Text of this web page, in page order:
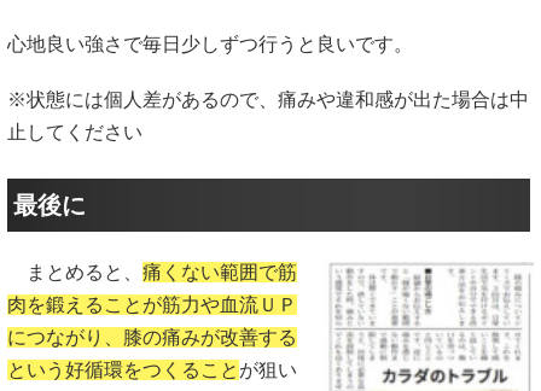
心地良い強さで毎日少しずつ行うと良いです。
※状態には個人差があるので、痛みや違和感が出た場合は中
止してください
最後に
まとめると、 痛くない範囲で筋
肉を鍛えることが筋力や血流ＵＰ
につながり、膝の痛みが改善する
という好循環をつくること が狙い